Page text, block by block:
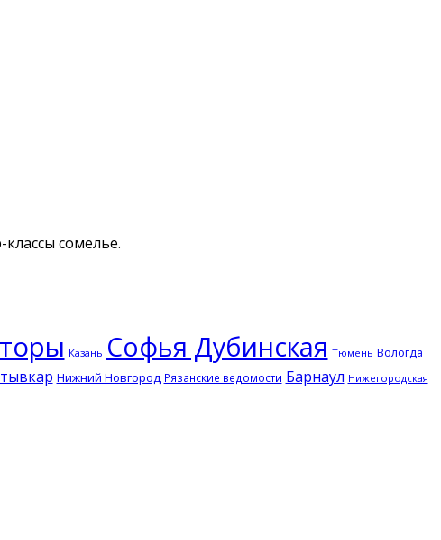
сомелье.
Казань Софья Дубинская Тюмень Вологда
Нижний Новгород Рязанские ведомости Барнаул Нижегородская